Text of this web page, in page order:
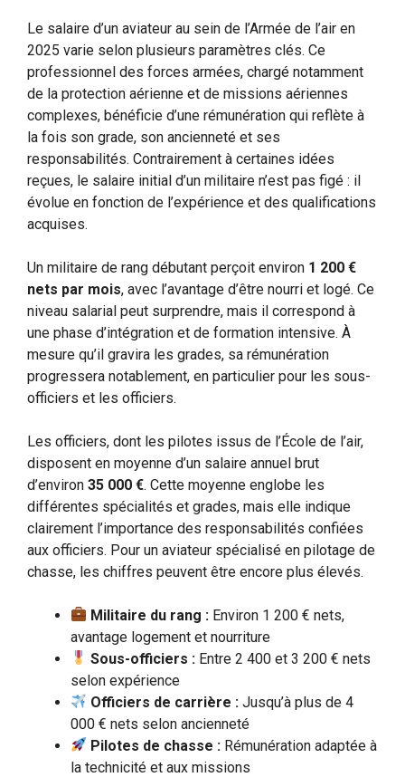
Le salaire d’un aviateur au sein de l’Armée de l’air en
2025 varie selon plusieurs paramètres clés. Ce
professionnel des forces armées, chargé notamment
de la protection aérienne et de missions aériennes
complexes, bénéficie d’une rémunération qui reflète à
la fois son grade, son ancienneté et ses
responsabilités. Contrairement à certaines idées
reçues, le salaire initial d’un militaire n’est pas figé : il
évolue en fonction de l’expérience et des qualifications
acquises.
Un militaire de rang débutant perçoit environ 1 200 €
nets par mois, avec l’avantage d’être nourri et logé. Ce
niveau salarial peut surprendre, mais il correspond à
une phase d’intégration et de formation intensive. À
mesure qu’il gravira les grades, sa rémunération
progressera notablement, en particulier pour les sous-
officiers et les officiers.
Les officiers, dont les pilotes issus de l’École de l’air,
disposent en moyenne d’un salaire annuel brut
d’environ 35 000 €. Cette moyenne englobe les
différentes spécialités et grades, mais elle indique
clairement l’importance des responsabilités confiées
aux officiers. Pour un aviateur spécialisé en pilotage de
chasse, les chiffres peuvent être encore plus élevés.
Militaire du rang : Environ 1 200 € nets,
avantage logement et nourriture
Sous-officiers : Entre 2 400 et 3 200 € nets
selon expérience
Officiers de carrière :Jusqu’à plus de 4
000 € nets selon ancienneté
Pilotes de chasse : Rémunération adaptée à
la technicité et aux missions